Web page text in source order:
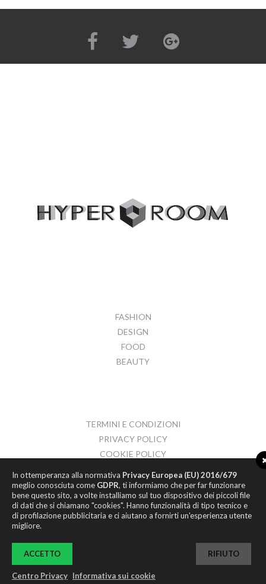
FASHION
DESIGN
FOOD
BEAUTY
TERMINI E CONDIZIONI
PRIVACY POLICY
COOKIE POLICY
In ottemperanza alla normativa Privacy Europea (EU) 2016/679
meglio conosciuta come GDPR, ti informiamo che per far funzionare
bene questo sito, a volte installiamo sul tuo dispositivo dei piccoli file
di dati che si chiamano "cookies". Hanno funzionalità di tipo tecnico e
di profilazione pubblicitaria e ci aiutano a fornirti un'esperienza utente
migliore.
ACCETTO RIFIUTO
Centro Privacy Informativa sui cookie